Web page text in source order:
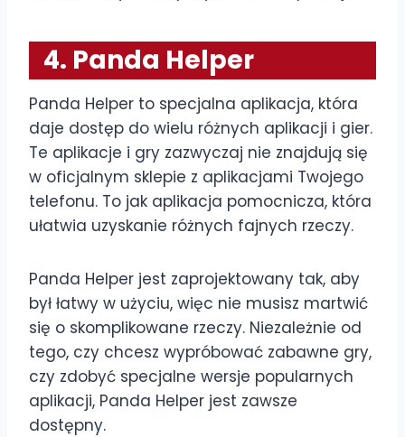
4. Panda Helper
Panda Helper to specjalna aplikacja, która
daje dostęp do wielu różnych aplikacji i gier.
Te aplikacje i gry zazwyczaj nie znajdują się
w oficjalnym sklepie z aplikacjami Twojego
telefonu. To jak aplikacja pomocnicza, która
ułatwia uzyskanie różnych fajnych rzeczy.
Panda Helper jest zaprojektowany tak, aby
był łatwy w użyciu, więc nie musisz martwić
się o skomplikowane rzeczy. Niezależnie od
tego, czy chcesz wypróbować zabawne gry,
czy zdobyć specjalne wersje popularnych
aplikacji, Panda Helper jest zawsze
dostępny.